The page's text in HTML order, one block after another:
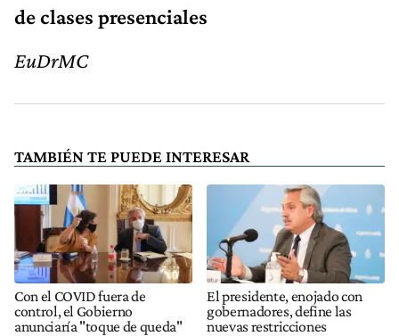
de clases presenciales
EuDrMC
TAMBIÉN TE PUEDE INTERESAR
Con el COVID fuera de
control, el Gobierno
anunciaría "toque de queda"
El presidente, enojado con
gobernadores, define las
nuevas restricciones